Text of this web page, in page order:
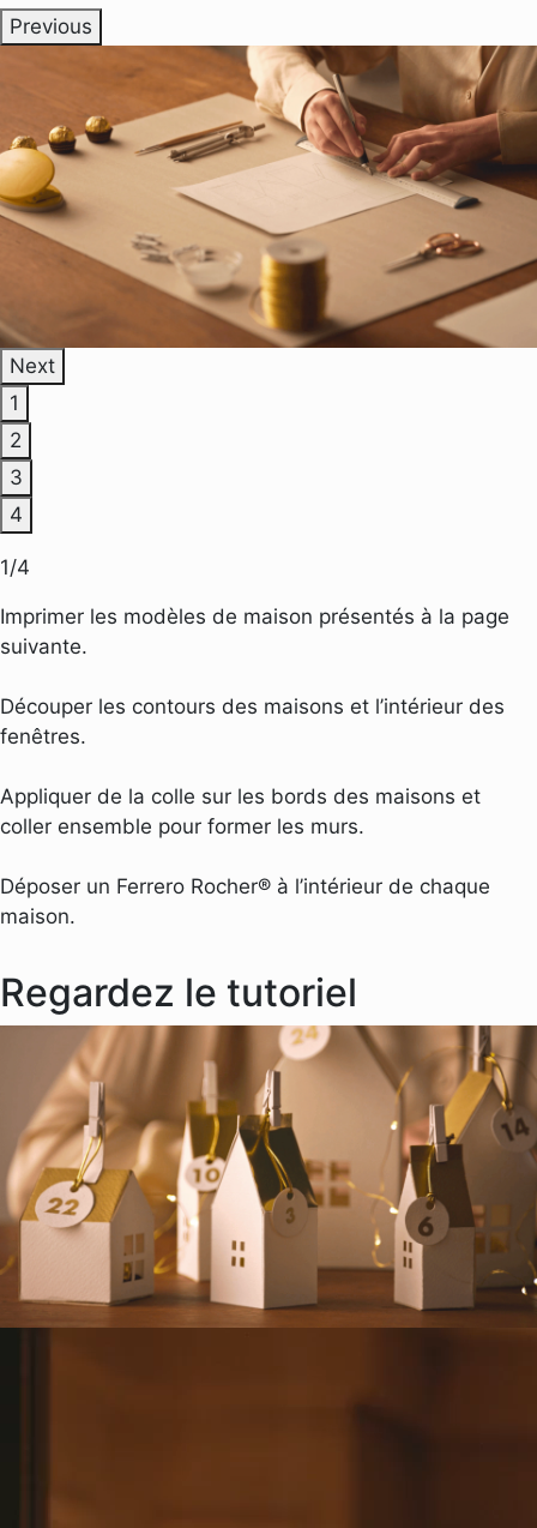
Previous
Next
1
2
3
4
1/4
Imprimer les modèles de maison présentés à la page
suivante.
Découper les contours des maisons et l’intérieur des
fenêtres.
Appliquer de la colle sur les bords des maisons et
coller ensemble pour former les murs.
Déposer un Ferrero Rocher® à l’intérieur de chaque
maison.
Regardez le tutoriel